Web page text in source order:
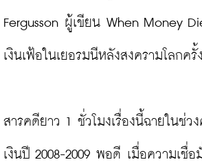
Fergusson ผู้เขียน When Money
เงินเฟ้อในเยอรมนีหลังสงครามโลกครั้
สารคดียาว 1 ชั่วโมงเรื่องนี้ฉายในช่ว
เงินปี 2008-2009 พอดี เมื่อความเชื่อ